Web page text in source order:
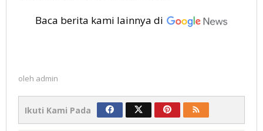
Baca berita kami lainnya di
oleh admin
Ikuti Kami Pada